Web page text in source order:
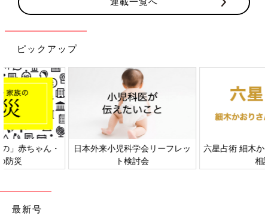
ピックアップ
日本外来小児科学会リーフレッ
六星占術 細木かおりさんの人生
最新号